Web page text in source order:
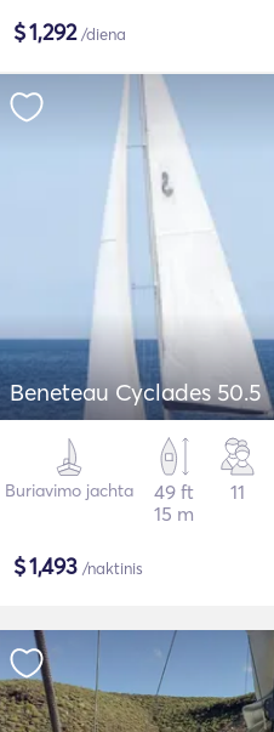
$1,292/diena
Beneteau Cyclades 50.5
Buriavimo jachta
49 ft
15 m
11
$1,493 /naktinis